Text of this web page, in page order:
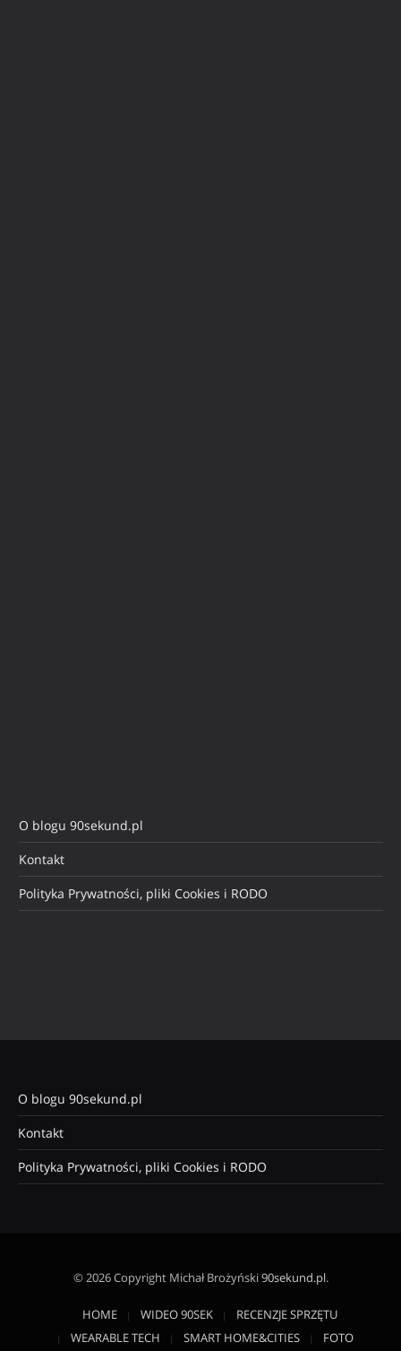
O blogu 90sekund.pl
Kontakt
Polityka Prywatności, pliki Cookies i RODO
O blogu 90sekund.pl
Kontakt
Polityka Prywatności, pliki Cookies i RODO
© 2026 Copyright Michał Brożyński90sekund.pl.
HOME WIDEO 90SEK
RECENZJE SPRZĘTU
WEARABLE TECH
SMART HOME&CITIES FOTO